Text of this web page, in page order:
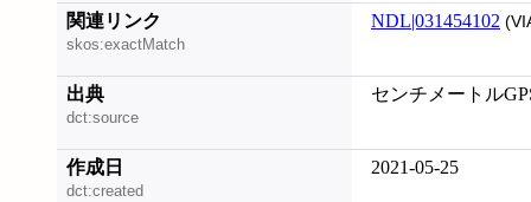
関連リンク
skos:exactMatch
NDL|031454102
出典
dct:source
センチメートル
作成日
dct:created
2021-05-25